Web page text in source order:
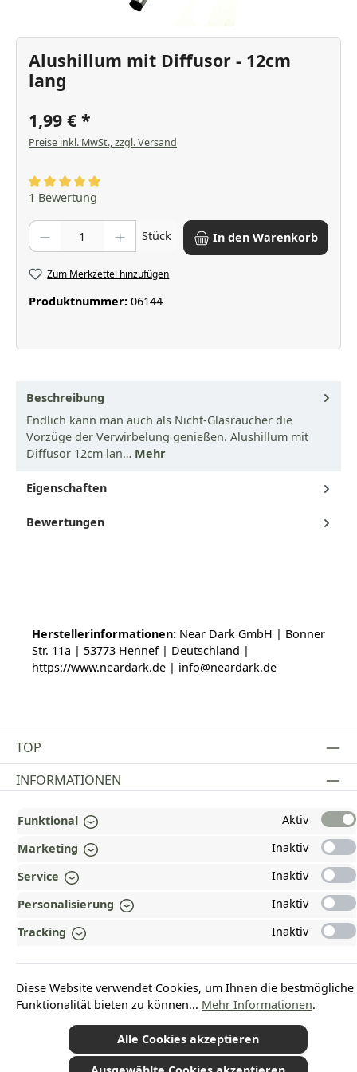
Alushillum mit Diffusor - 12cm
lang
1,99 €
Preise inkl. MwSt., zzgl. Versand
Durchschnittliche Bewertung von 5 von 5 Sternen
1 Bewertung
Produkt Anzahl: Gib den gewünschten Wert ein oder benutze die
Stück In den Warenkorb
Zum Merkzettel hinzufügen
Produktnummer: 06144
Beschreibung
Endlich kann man auch als Nicht-Glasraucher die
Vorzüge der Verwirbelung genießen. Alushillum mit
Diffusor 12cm lan… Mehr
Eigenschaften
Bewertungen
Herstellerinformationen: Near Dark GmbH | Bonner
Str. 11a | 53773 Hennef | Deutschland |
https://www.neardark.de | info@neardark.de
TOP
Vertrag widerrufen
INFORMATIONEN
GESETZLICHE INFORMATIONEN
ZAHLUNGS- UND VERSANDARTEN
AUSGEZEICHNET UND ZERTIFIZIERT!
WARUM HEAD-SHOP.DE?
UNSERE COMMUNITIES
*Alle Preise inkl. gesetzl. Mehrwertsteuer zzgl.Versandkostenund ggf.
Funktional
Aktiv
Marketing
Inaktiv
Service
Inaktiv
Personalisierung
Inaktiv
Tracking
Inaktiv
Diese Website verwendet Cookies, um Ihnen die bestmögliche
Funktionalität bieten zu können... Mehr Informationen.
Alle Cookies akzeptieren